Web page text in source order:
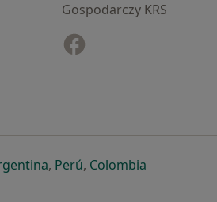
Gospodarczy KRS
karcie
w nowej karcie
się w nowej karcie
otwiera się w nowej karcie
, Perúotwiera się w nowej
, Colombiaotwiera się